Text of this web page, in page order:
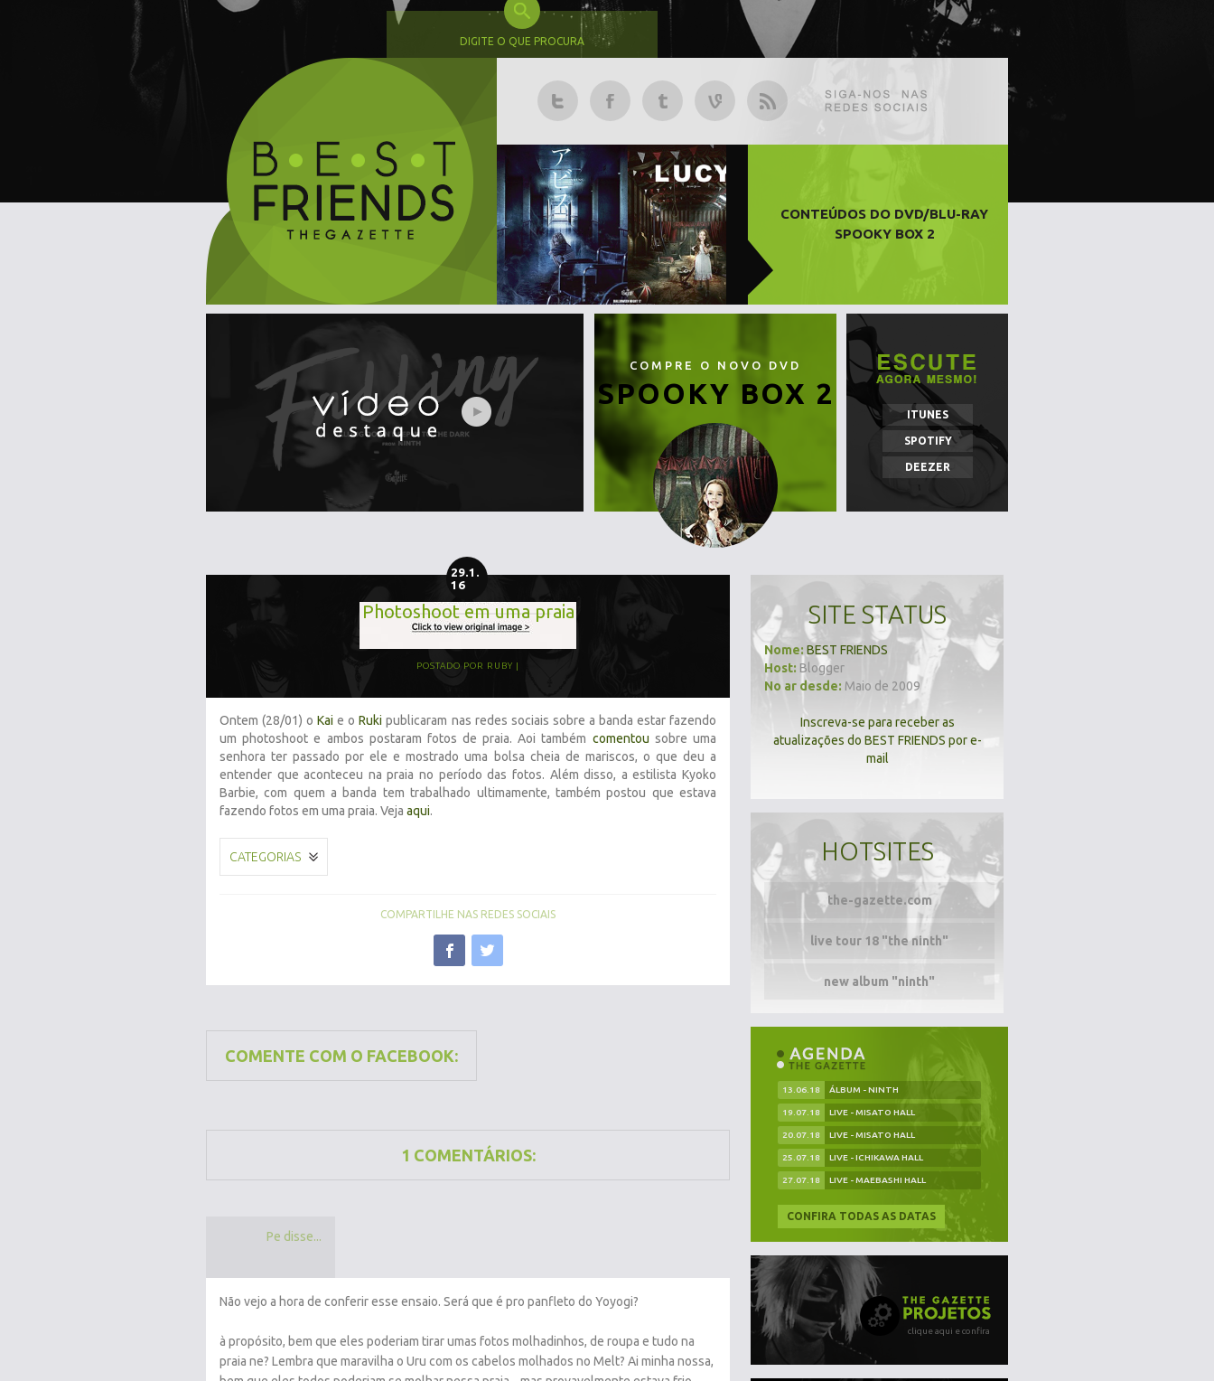
DIGITE O QUE PROCURA
CONTEÚDOS DO DVD/BLU-RAY
SPOOKY BOX 2
COMPRE O NOVO DVD
SPOOKY BOX 2
ITUNES
SPOTIFY
DEEZER
29.1.
16
Photoshoot em uma praia
POSTADO POR RUBY
Ontem (28/01) oKai e oRuki publicaram nas redes sociais sobre a banda estar fazendo
um photoshoot e ambos postaram fotos de praia. Aoi também comentou sobre uma
senhora ter passado por ele e mostrado uma bolsa cheia de mariscos, o que deu a
entender que aconteceu na praia no período das fotos. Além disso, a estilista Kyoko
Barbie, com quem a banda tem trabalhado ultimamente, também postou que estava
fazendo fotos em uma praia. Veja aqui.
CATEGORIAS
COMPARTILHE NAS REDES SOCIAIS
COMENTE COM O FACEBOOK:
1 COMENTÁRIOS:
Pe disse...
Não vejo a hora de conferir esse ensaio. Será que é pro panfleto do Yoyogi?
à propósito, bem que eles poderiam tirar umas fotos molhadinhos, de roupa e tudo na
praia ne? Lembra que maravilha o Uru com os cabelos molhados no Melt? Ai minha nossa,
SITE STATUS
Nome: BEST FRIENDS
Host: Blogger
No ar desde: Maio de 2009
Inscreva-se para receber as
atualizações do BEST FRIENDS por e-
mail
HOTSITES
the-gazette.com
live tour 18 "the ninth"
new album "ninth"
13.06.18 ÁLBUM - NINTH
19.07.18 LIVE - MISATO HALL
20.07.18 LIVE - MISATO HALL
25.07.18 LIVE - ICHIKAWA HALL
27.07.18 LIVE - MAEBASHI HALL
CONFIRA TODAS AS DATAS
clique aqui e confira